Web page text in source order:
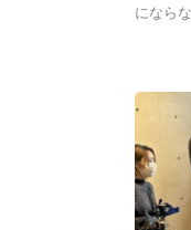
になら